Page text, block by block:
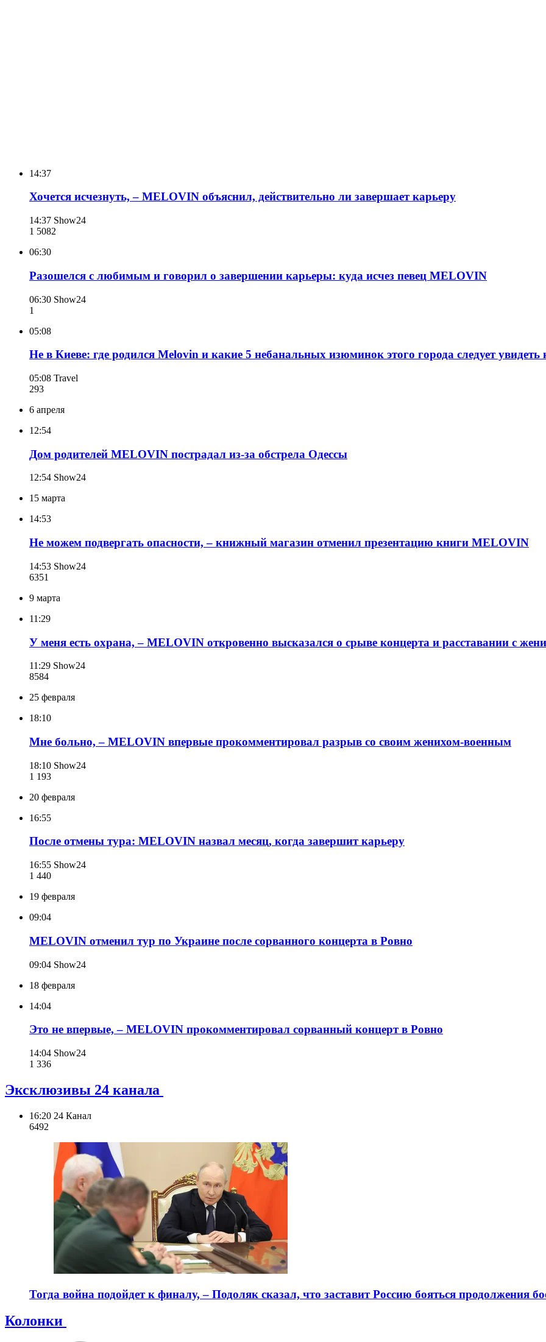
14:37
Хочется исчезнуть, – MELOVIN объяснил, действительно ли завершает карьеру
14:37 Show24
1 5082
06:30
Разошелся с любимым и говорил о завершении карьеры: куда исчез певец MELOVIN
06:30 Show24
1
05:08
Не в Киеве: где родился Melovin и какие 5 небанальных изюминок этого города следует
05:08 Travel
293
6 апреля
12:54
Дом родителей MELOVIN пострадал из-за обстрела Одессы
12:54 Show24
15 марта
14:53
Не можем подвергать опасности, – книжный магазин отменил презентацию книги MELOVIN
14:53 Show24
6351
9 марта
11:29
У меня есть охрана, – MELOVIN откровенно высказался о срыве концерта и расставании с
11:29 Show24
8584
25 февраля
18:10
Мне больно, – MELOVIN впервые прокомментировал разрыв со своим женихом-военным
18:10 Show24
1 193
20 февраля
16:55
После отмены тура: MELOVIN назвал месяц, когда завершит карьеру
16:55 Show24
1 440
19 февраля
09:04
MELOVIN отменил тур по Украине после сорванного концерта в Ровно
09:04 Show24
18 февраля
14:04
Это не впервые, – MELOVIN прокомментировал сорванный концерт в Ровно
14:04 Show24
1 336
Эксклюзивы 24 канала
16:20 24 Канал
6492
Тогда война подойдет к финалу, – Подоляк сказал, что заставит Россию бояться продолжения
Колонки